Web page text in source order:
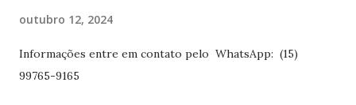
mensagens diárias traz uma meditação para cada dia do
ano. Passagens bíblicas, ilustrações, histórias
outubro 12, 2024
Informações entre em contato pelo WhatsApp: (15)
99765-9165